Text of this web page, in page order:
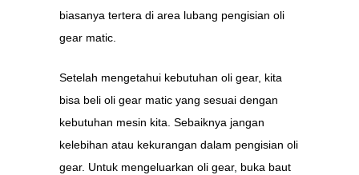
biasanya tertera di area lubang pengisian oli
gear matic.
Setelah mengetahui kebutuhan oli gear, kita
bisa beli oli gear matic yang sesuai dengan
kebutuhan mesin kita. Sebaiknya jangan
kelebihan atau kekurangan dalam pengisian oli
gear. Untuk mengeluarkan oli gear, buka baut